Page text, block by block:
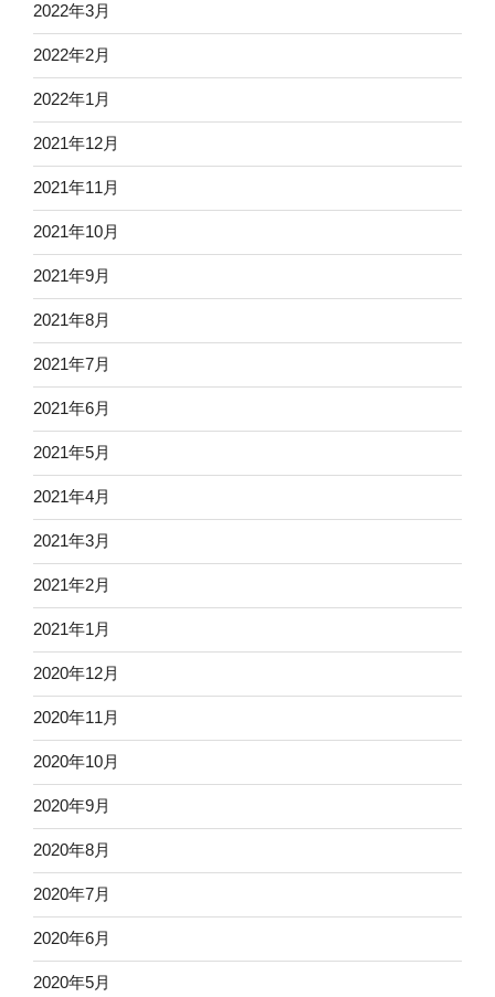
2022年3月
2022年2月
2022年1月
2021年12月
2021年11月
2021年10月
2021年9月
2021年8月
2021年7月
2021年6月
2021年5月
2021年4月
2021年3月
2021年2月
2021年1月
2020年12月
2020年11月
2020年10月
2020年9月
2020年8月
2020年7月
2020年6月
2020年5月